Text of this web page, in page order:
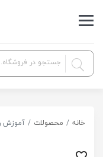
خانه محصولات آموزش